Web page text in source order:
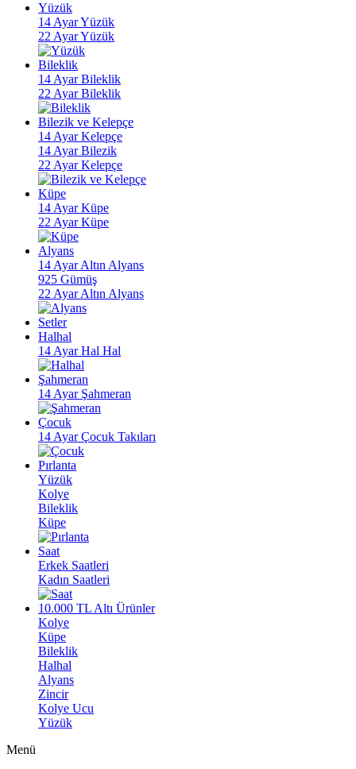
Yüzük
14 Ayar Yüzük
22 Ayar Yüzük
Bileklik
14 Ayar Bileklik
22 Ayar Bileklik
Bilezik ve Kelepçe
14 Ayar Kelepçe
14 Ayar Bilezik
22 Ayar Kelepçe
Küpe
14 Ayar Küpe
22 Ayar Küpe
Alyans
14 Ayar Altın Alyans
925 Gümüş
22 Ayar Altın Alyans
Setler
Halhal
14 Ayar Hal Hal
Şahmeran
14 Ayar Şahmeran
Çocuk
14 Ayar Çocuk Takıları
Pırlanta
Yüzük
Kolye
Bileklik
Küpe
Saat
Erkek Saatleri
Kadın Saatleri
10.000 TL Altı Ürünler
Kolye
Küpe
Bileklik
Halhal
Alyans
Zincir
Kolye Ucu
Yüzük
Menü